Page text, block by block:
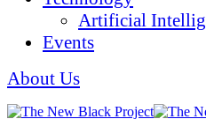
Artificial
Events
About Us